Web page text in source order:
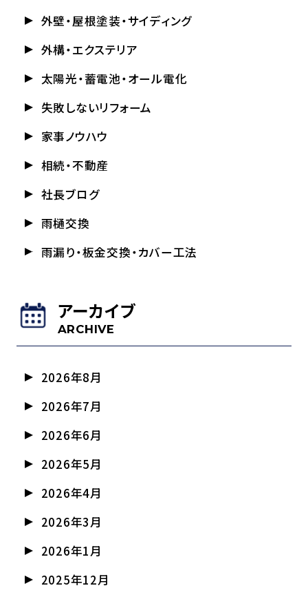
外壁・屋根塗装・サイディング
外構・エクステリア
太陽光・蓄電池・オール電化
失敗しないリフォーム
家事ノウハウ
相続・不動産
社長ブログ
雨樋交換
雨漏り・板金交換・カバー工法
アーカイブ
ARCHIVE
2026年8月
2026年7月
2026年6月
2026年5月
2026年4月
2026年3月
2026年1月
2025年12月